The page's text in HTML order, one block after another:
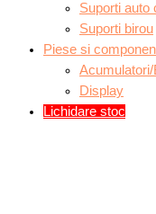
Suporti auto
Suporti birou
Piese si
Acumulatori/
Display
Lichidare stoc